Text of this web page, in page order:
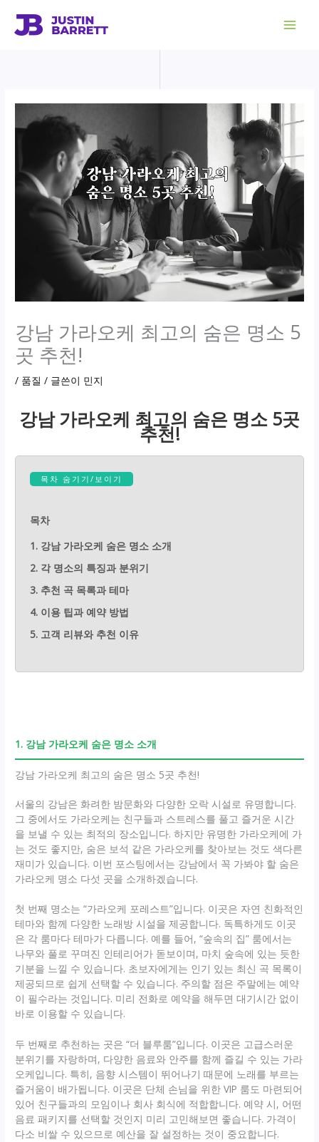
강남 가라오케 최고의 숨은 명소 5
곳 추천!
/ 품질 / 글쓴이 민지
강남 가라오케 최고의 숨은 명소 5곳
추천!
목차 숨기기/보이기
목차
1. 강남 가라오케 숨은 명소 소개
2. 각 명소의 특징과 분위기
3. 추천 곡 목록과 테마
4. 이용 팁과 예약 방법
5. 고객 리뷰와 추천 이유
1. 강남 가라오케 숨은 명소 소개
강남 가라오케 최고의 숨은 명소 5곳 추천!
서울의 강남은 화려한 밤문화와 다양한 오락 시설로 유명합니다.
그 중에서도 가라오케는 친구들과 스트레스를 풀고 즐거운 시간
을 보낼 수 있는 최적의 장소입니다. 하지만 유명한 가라오케에 가
는 것도 좋지만, 숨은 보석 같은 가라오케를 찾아보는 것도 색다른
재미가 있습니다. 이번 포스팅에서는 강남에서 꼭 가봐야 할 숨은
가라오케 명소 다섯 곳을 소개하겠습니다.
첫 번째 명소는 “가라오케 포레스트”입니다. 이곳은 자연 친화적인
테마와 함께 다양한 노래방 시설을 제공합니다. 독특하게도 이곳
은 각 룸마다 테마가 다릅니다. 예를 들어, “숲속의 집” 룸에서는
나무와 풀로 꾸며진 인테리어가 돋보이며, 마치 숲속에 있는 듯한
기분을 느낄 수 있습니다. 초보자에게는 인기 있는 최신 곡 목록이
제공되므로 쉽게 선택할 수 있습니다. 주의할 점은 주말에는 예약
이 필수라는 것입니다. 미리 전화로 예약을 해두면 대기시간 없이
바로 이용할 수 있습니다.
두 번째로 추천하는 곳은 “더 블루룸”입니다. 이곳은 고급스러운
분위기를 자랑하며, 다양한 음료와 안주를 함께 즐길 수 있는 가라
오케입니다. 특히, 음향 시스템이 뛰어나기 때문에 노래를 부르는
즐거움이 배가됩니다. 이곳은 단체 손님을 위한 VIP 룸도 마련되어
있어 친구들과의 모임이나 회사 회식에 적합합니다. 예약 시, 어떤
음료 패키지를 선택할 것인지 미리 고민해보면 좋습니다. 가격이
다소 비쌀 수 있으므로 예산을 잘 설정하는 것이 중요합니다.